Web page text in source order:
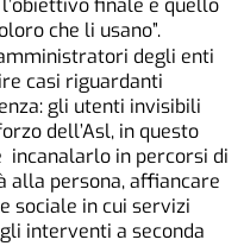
finale è quello
che li usano”.
degli enti
casi riguardanti
gli utenti invisibili
dell’Asl, in questo
incanalarlo in percorsi di
alla persona, affiancare
sociale in cui servizi
interventi a seconda